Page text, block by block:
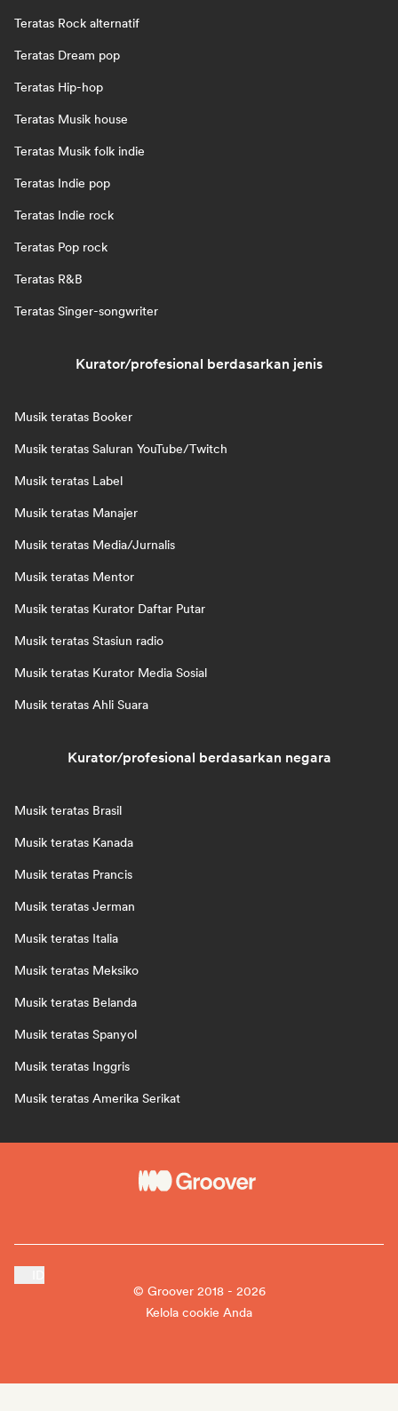
Teratas Rock alternatif
Teratas Dream pop
Teratas Hip-hop
Teratas Musik house
Teratas Musik folk indie
Teratas Indie pop
Teratas Indie rock
Teratas Pop rock
Teratas R&B
Teratas Singer-songwriter
Kurator/profesional berdasarkan jenis
Musik teratas Booker
Musik teratas Saluran YouTube/Twitch
Musik teratas Label
Musik teratas Manajer
Musik teratas Media/Jurnalis
Musik teratas Mentor
Musik teratas Kurator Daftar Putar
Musik teratas Stasiun radio
Musik teratas Kurator Media Sosial
Musik teratas Ahli Suara
Kurator/profesional berdasarkan negara
Musik teratas Brasil
Musik teratas Kanada
Musik teratas Prancis
Musik teratas Jerman
Musik teratas Italia
Musik teratas Meksiko
Musik teratas Belanda
Musik teratas Spanyol
Musik teratas Inggris
Musik teratas Amerika Serikat
© Groover 2018 - 2026
Kelola cookie Anda